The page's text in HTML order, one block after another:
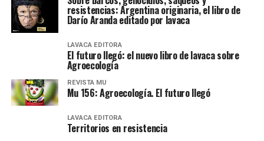
resistencias: Argentina originaria, el libro de
Darío Aranda editado por lavaca
LAVACA EDITORA
El futuro llegó: el nuevo libro de lavaca sobre
Agroecología
REVISTA MU
Mu 156: Agroecología. El futuro llegó
LAVACA EDITORA
Territorios en resistencia